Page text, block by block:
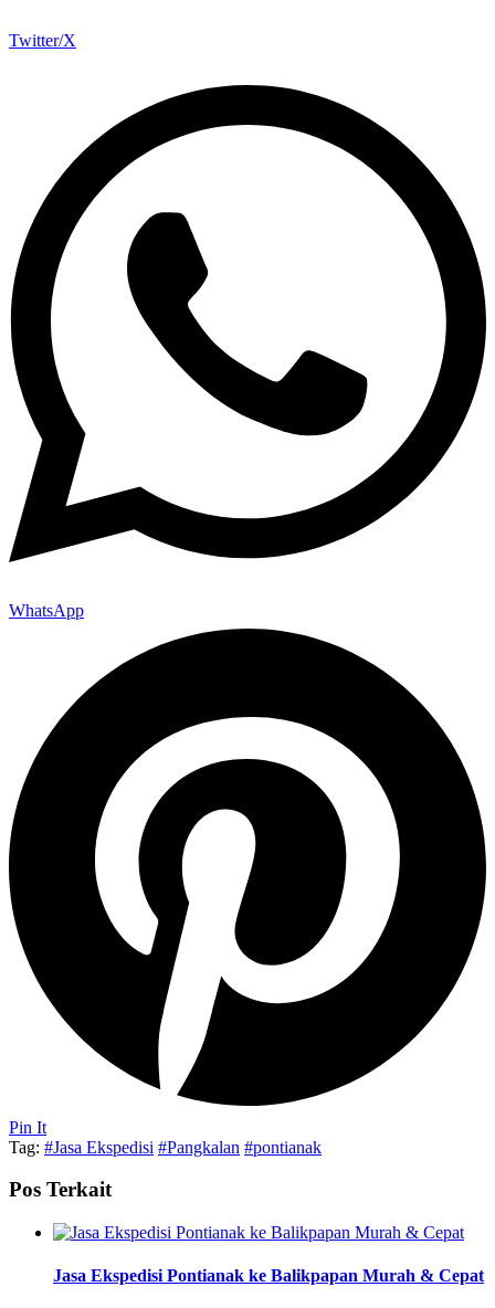
Twitter/X
WhatsApp
Pin It
Tag: #Jasa Ekspedisi #Pangkalan #pontianak
Pos Terkait
Jasa Ekspedisi Pontianak ke Balikpapan Murah & Cepat